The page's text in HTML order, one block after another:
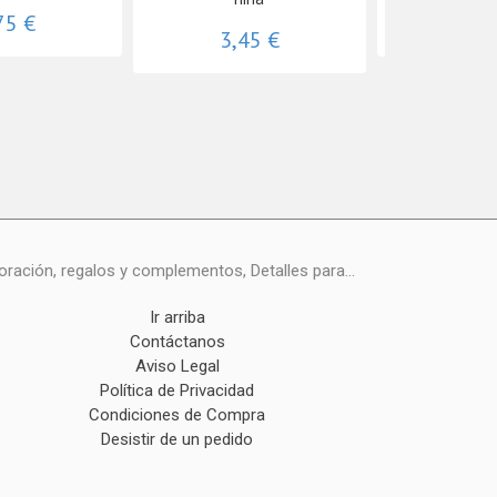
€
3,45 €
regalos y complementos, Detalles para...
Ir arriba
Contáctanos
Aviso Legal
Política de Privacidad
Condiciones de Compra
Desistir de un pedido